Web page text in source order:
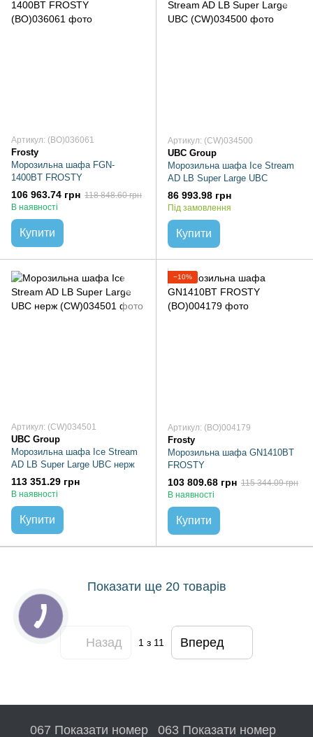
Артикул: (BO)036061
Frosty
Морозильна шафа FGN-
1400BT FROSTY
106 963.74 грн 118 848.60 грн
В наявності
Купити
Артикул: (CW)034500
UBC Group
Морозильна шафа Ice Stream
AD LB Super Large UBC
86 993.98 грн
Під замовлення
Купити
Артикул: (CW)034501
UBC Group
Морозильна шафа Ice Stream
AD LB Super Large UBC нерж
113 351.29 грн
В наявності
Купити
−10%
Артикул: (BO)004179
Frosty
Морозильна шафа GN1410BT
FROSTY
103 809.68 грн 115 344.09 грн
В наявності
Купити
Показати ще 20 товарів
Назад 1 з 11 Вперед
067 Показати номер 063 Показати номер